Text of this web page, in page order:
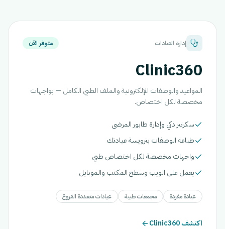
إدارة العيادات متوفر الآن
Clinic360
المواعيد والوصفات الإلكترونية والملف الطبي الكامل — بواجهات
مخصصة لكل اختصاص.
سكرتير ذكي وإدارة طابور المرضى
طباعة الوصفات بترويسة عيادتك
واجهات مخصصة لكل اختصاص طبي
يعمل على الويب وسطح المكتب والموبايل
عيادة مفردة مجمعات طبية عيادات متعددة الفروع
اكتشف Clinic360